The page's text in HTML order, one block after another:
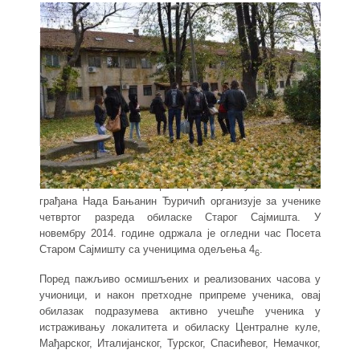
Посета Старом Сајмишту
Сваке године наставница социологије и устава и права
грађана Нада Бањанин Ђуричић организује за ученике
четвртог разреда обиласке Старог Сајмишта. У
новембру 2014. године одржала је огледни час Посета
Старом Сајмишту са ученицима одељења 46.
Поред пажљиво осмишљених и реализованих часова у
учионици, и након претходне припреме ученика, овај
обилазак подразумева активно учешће ученика у
истраживању локалитета и обиласку Централне куле,
Мађарског, Италијанског, Турског, Спасићевог, Немачког,